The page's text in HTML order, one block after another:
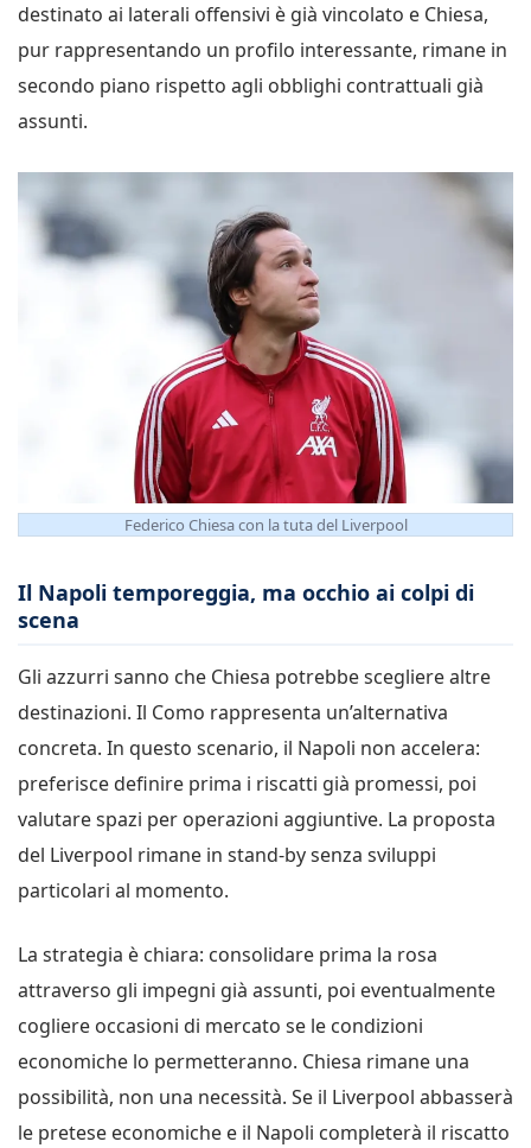
destinato ai laterali offensivi è già vincolato e Chiesa,
pur rappresentando un profilo interessante, rimane in
secondo piano rispetto agli obblighi contrattuali già
assunti.
Federico Chiesa con la tuta del Liverpool
Il Napoli temporeggia, ma occhio ai colpi di
scena
Gli azzurri sanno che Chiesa potrebbe scegliere altre
destinazioni. Il Como rappresenta un’alternativa
concreta. In questo scenario, il Napoli non accelera:
preferisce definire prima i riscatti già promessi, poi
valutare spazi per operazioni aggiuntive. La proposta
del Liverpool rimane in stand-by senza sviluppi
particolari al momento.
La strategia è chiara: consolidare prima la rosa
attraverso gli impegni già assunti, poi eventualmente
cogliere occasioni di mercato se le condizioni
economiche lo permetteranno. Chiesa rimane una
possibilità, non una necessità. Se il Liverpool abbasserà
le pretese economiche e il Napoli completerà il riscatto